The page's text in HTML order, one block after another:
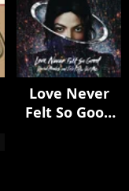
Love Never
Felt So Good